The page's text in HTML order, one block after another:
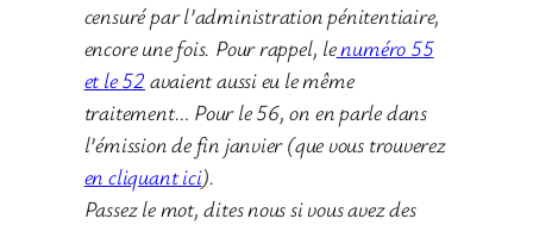
censuré par l’administration pénitentiaire,
encore une fois. Pour rappel, lenuméro 55
et le 52 avaient aussi eu le même
traitement… Pour le 56, on en parle dans
l’émission de fin janvier (que vous trouverez
en cliquant ici).
Passez le mot, dites nous si vous avez des